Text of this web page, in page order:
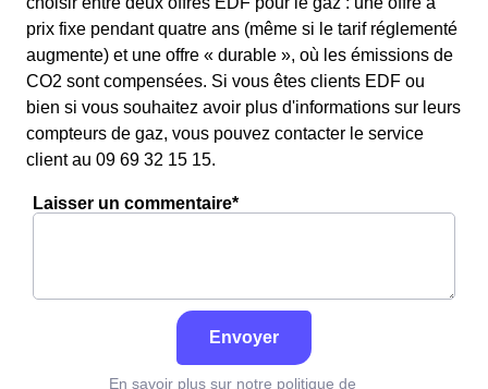
prix fixe pendant quatre ans (même si le tarif réglementé
augmente) et une offre « durable », où les émissions de
CO2 sont compensées. Si vous êtes clients EDF ou
bien si vous souhaitez avoir plus d'informations sur leurs
compteurs de gaz, vous pouvez contacter le service
client au 09 69 32 15 15.
Laisser un commentaire*
Envoyer
En savoir plus sur notre politique de